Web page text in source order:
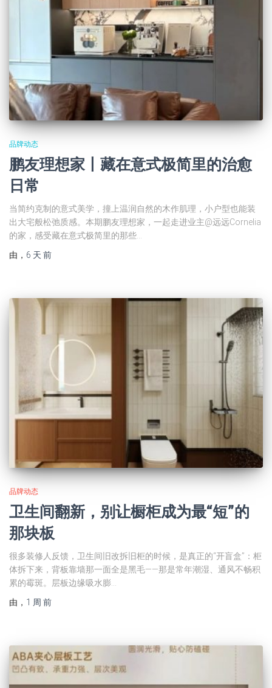
品牌动态
鹏友理想家丨藏在意式极简里的治愈
日常
当简约克制的意式美学，撞上温润自然的木作肌理，小户型也能装
出大宅般松弛质感。本期鹏友理想家，一起走进业主@远远Cornelia
的家，感受藏在意式极简里的那些…
由 ， 6 天 前
品牌动态
卫生间翻新，别让橱柜成为最“短”的
那块板
很多装修人反馈，卫生间旧改拆旧柜的时候，是真正的“开盲盒”：柜
体拆下来，背板靠墙那一面全是黑毛——那是常年潮湿、通风不畅积
累的霉斑。层板边缘吸水膨…
由 ， 1 周 前